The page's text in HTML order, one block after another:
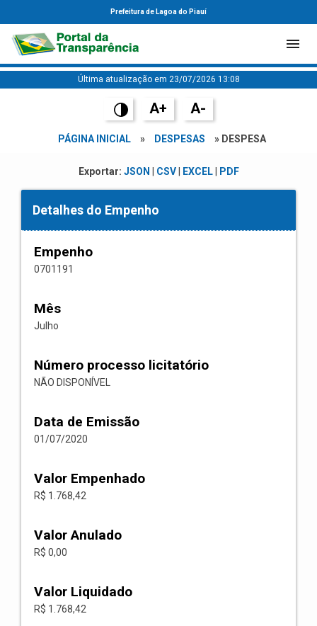
Prefeitura de Lagoa do Piauí
Última atualização em 23/07/2026 13:08
A+ A-
PÁGINA INICIAL » DESPESAS » DESPESA
Exportar: JSON CSV| EXCEL| PDF
Detalhes do Empenho
Empenho
0701191
Mês
Julho
Número processo licitatório
NÃO DISPONÍVEL
Data de Emissão
01/07/2020
Valor Empenhado
R$ 1.768,42
Valor Anulado
R$ 0,00
Valor Liquidado
R$ 1.768,42